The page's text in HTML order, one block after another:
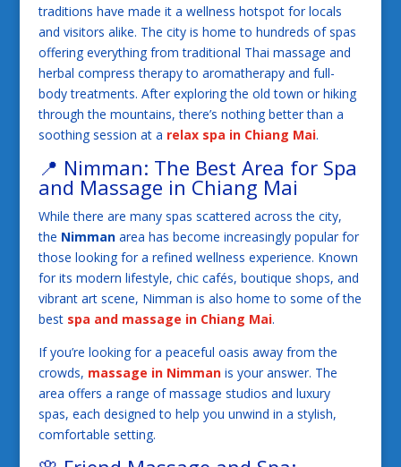
traditions have made it a wellness hotspot for locals
and visitors alike. The city is home to hundreds of spas
offering everything from traditional Thai massage and
herbal compress therapy to aromatherapy and full-
body treatments. After exploring the old town or hiking
through the mountains, there’s nothing better than a
soothing session at a relax spa in Chiang Mai.
📍 Nimman: The Best Area for Spa
and Massage in Chiang Mai
While there are many spas scattered across the city,
the Nimmanarea has become increasingly popular for
those looking for a refined wellness experience. Known
for its modern lifestyle, chic cafés, boutique shops, and
vibrant art scene, Nimman is also home to some of the
best spa and massage in Chiang Mai.
If you’re looking for a peaceful oasis away from the
crowds, massage in Nimmanis your answer. The
area offers a range of massage studios and luxury
spas, each designed to help you unwind in a stylish,
comfortable setting.